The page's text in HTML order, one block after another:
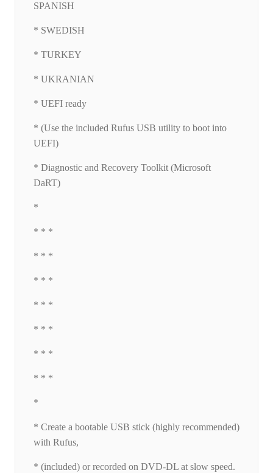
SPANISH
* SWEDISH
* TURKEY
* UKRANIAN
* UEFI ready
* (Use the included Rufus USB utility to boot into
UEFI)
* Diagnostic and Recovery Toolkit (Microsoft
DaRT)
*
* * *
* * *
* * *
* * *
* * *
* * *
* * *
*
* Create a bootable USB stick (highly recommended)
with Rufus,
* (included) or recorded on DVD-DL at slow speed.